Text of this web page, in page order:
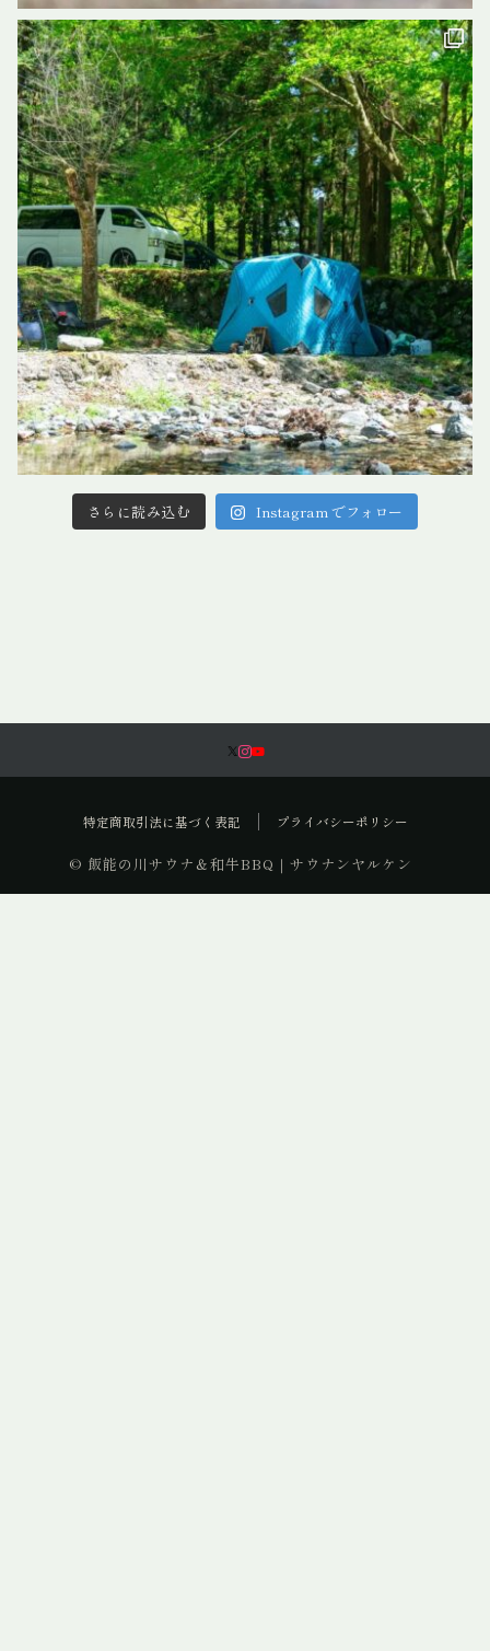
さらに読み込む Instagram でフォロー
特定商取引法に基づく表記 プライバシーポリシー
© 飯能の川サウナ＆和牛BBQ｜サウナンヤルケン